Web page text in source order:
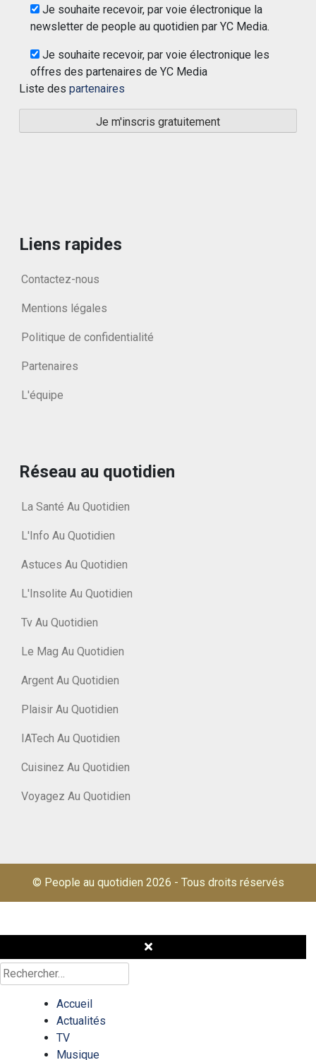
Je souhaite recevoir, par voie électronique la
newsletter de people au quotidien par YC Media.
Je souhaite recevoir, par voie électronique les
offres des partenaires de YC Media
Liste des partenaires
Liens rapides
Contactez-nous
Mentions légales
Politique de confidentialité
Partenaires
L'équipe
Réseau au quotidien
La Santé Au Quotidien
L'Info Au Quotidien
Astuces Au Quotidien
L'Insolite Au Quotidien
Tv Au Quotidien
Le Mag Au Quotidien
Argent Au Quotidien
Plaisir Au Quotidien
IATech Au Quotidien
Cuisinez Au Quotidien
Voyagez Au Quotidien
© People au quotidien 2026 - Tous droits réservés
Rechercher :
Accueil
Actualités
TV
Musique